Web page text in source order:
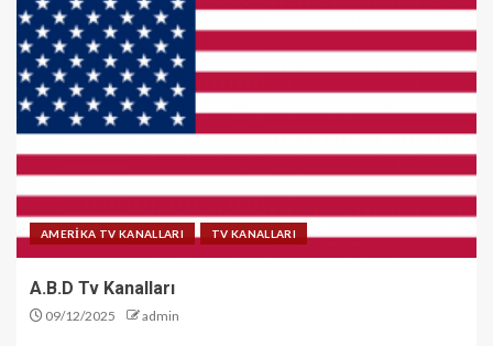
AMERİKA TV KANALLARI TV KANALLARI
A.B.D Tv Kanalları
09/12/2025 admin